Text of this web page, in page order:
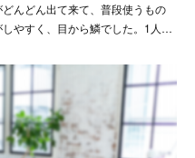
んどん出て来て、普段使うもの
やすく、目から鱗でした。1人…